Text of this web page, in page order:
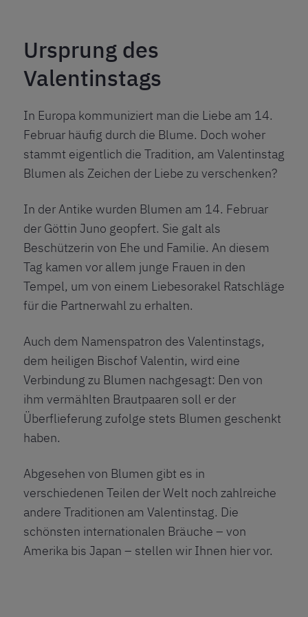
Ursprung des
Valentinstags
In Europa kommuniziert man die Liebe am 14.
Februar häufig durch die Blume. Doch woher
stammt eigentlich die Tradition, am Valentinstag
Blumen als Zeichen der Liebe zu verschenken?
In der Antike wurden Blumen am 14. Februar
der Göttin Juno geopfert. Sie galt als
Beschützerin von Ehe und Familie. An diesem
Tag kamen vor allem junge Frauen in den
Tempel, um von einem Liebesorakel Ratschläge
für die Partnerwahl zu erhalten.
Auch dem Namenspatron des Valentinstags,
dem heiligen Bischof Valentin, wird eine
Verbindung zu Blumen nachgesagt: Den von
ihm vermählten Brautpaaren soll er der
Überflieferung zufolge stets Blumen geschenkt
haben.
Abgesehen von Blumen gibt es in
verschiedenen Teilen der Welt noch zahlreiche
andere Traditionen am Valentinstag. Die
schönsten internationalen Bräuche – von
Amerika bis Japan – stellen wir Ihnen hier vor.